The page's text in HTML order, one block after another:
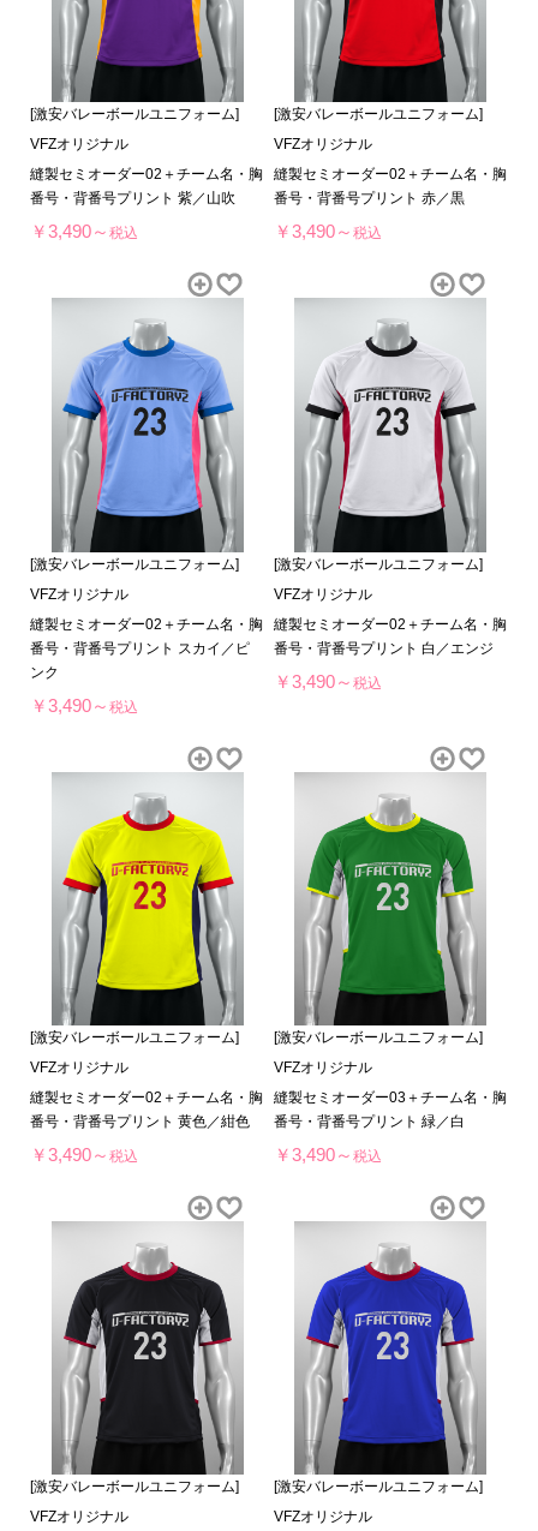
[激安バレーボールユニフォーム]
VFZオリジナル
縫製セミオーダー02＋チーム名・胸
番号・背番号プリント 紫／山吹
￥3,490～税込
[激安バレーボールユニフォーム]
VFZオリジナル
縫製セミオーダー02＋チーム名・胸
番号・背番号プリント 赤／黒
￥3,490～ 税込
[激安バレーボールユニフォーム]
VFZオリジナル
縫製セミオーダー02＋チーム名・胸
番号・背番号プリント スカイ／ピ
ンク
￥3,490～税込
[激安バレーボールユニフォーム]
VFZオリジナル
縫製セミオーダー02＋チーム名・胸
番号・背番号プリント 白／エンジ
￥3,490～ 税込
[激安バレーボールユニフォーム]
VFZオリジナル
縫製セミオーダー02＋チーム名・胸
番号・背番号プリント 黄色／紺色
￥3,490～税込
[激安バレーボールユニフォーム]
VFZオリジナル
縫製セミオーダー03＋チーム名・胸
番号・背番号プリント 緑／白
￥3,490～ 税込
[激安バレーボールユニフォーム]
VFZオリジナル
[激安バレーボールユニフォーム]
VFZオリジナル